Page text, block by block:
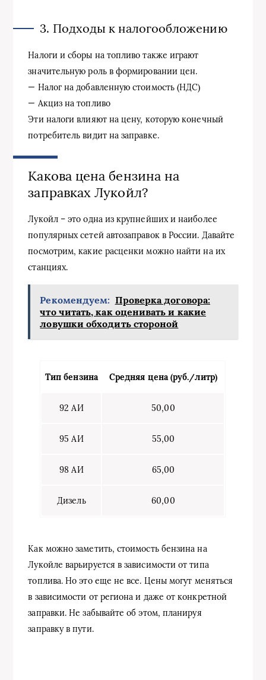
3. Подходы к налогообложению
Налоги и сборы на топливо также играют
значительную роль в формировании цен.
— Налог на добавленную стоимость (НДС)
— Акциз на топливо
Эти налоги влияют на цену, которую конечный
потребитель видит на заправке.
Какова цена бензина на
заправках Лукойл?
Лукойл – это одна из крупнейших и наиболее
популярных сетей автозаправок в России. Давайте
посмотрим, какие расценки можно найти на их
станциях.
Рекомендуем: Проверка договора:
что читать, как оценивать и какие
ловушки обходить стороной
Тип бензина Средняя цена (руб./литр)
92 АИ 50,00
95 АИ 55,00
98 АИ 65,00
Дизель 60,00
Как можно заметить, стоимость бензина на
Лукойле варьируется в зависимости от типа
топлива. Но это еще не все. Цены могут меняться
в зависимости от региона и даже от конкретной
заправки. Не забывайте об этом, планируя
заправку в пути.